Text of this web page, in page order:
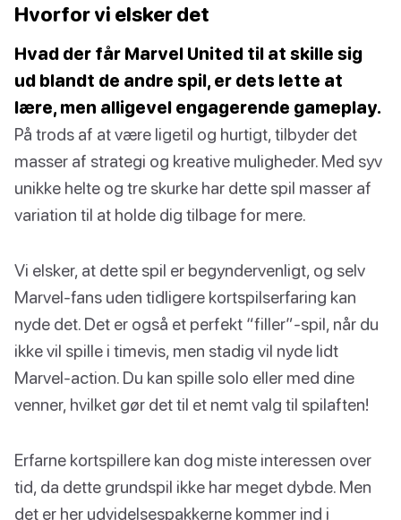
Hvorfor vi elsker det
Hvad der får Marvel United til at skille sig
ud blandt de andre spil, er dets lette at
lære, men alligevel engagerende gameplay.
På trods af at være ligetil og hurtigt, tilbyder det
masser af strategi og kreative muligheder. Med syv
unikke helte og tre skurke har dette spil masser af
variation til at holde dig tilbage for mere.
Vi elsker, at dette spil er begyndervenligt, og selv
Marvel-fans uden tidligere kortspilserfaring kan
nyde det. Det er også et perfekt “filler”-spil, når du
ikke vil spille i timevis, men stadig vil nyde lidt
Marvel-action. Du kan spille solo eller med dine
venner, hvilket gør det til et nemt valg til spilaften!
Erfarne kortspillere kan dog miste interessen over
tid, da dette grundspil ikke har meget dybde. Men
det er her udvidelsespakkerne kommer ind i